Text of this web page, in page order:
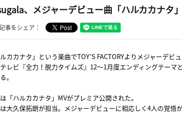
、メジャーデビュー曲「ハルカカナタ
事をシェア：
ルカカナタ」という楽曲でTOY’S FACTORYよりメジャーデビ
レビ『全力！脱力タイムズ』12～1月度エンディングテーマ
。
「ハルカカナタ」MVがプレミア公開された。
大久保拓朗が担当。メジャーデビューに相応しく4人の覚悟